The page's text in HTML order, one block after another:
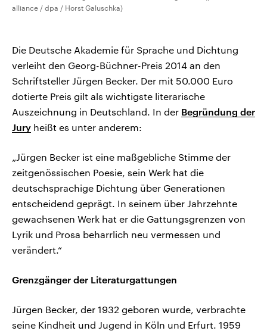
alliance / dpa / Horst Galuschka)
Die Deutsche Akademie für Sprache und Dichtung
verleiht den Georg-Büchner-Preis 2014 an den
Schriftsteller Jürgen Becker. Der mit 50.000 Euro
dotierte Preis gilt als wichtigste literarische
Auszeichnung in Deutschland. In der Begründung der
Jury heißt es unter anderem:
„Jürgen Becker ist eine maßgebliche Stimme der
zeitgenössischen Poesie, sein Werk hat die
deutschsprachige Dichtung über Generationen
entscheidend geprägt. In seinem über Jahrzehnte
gewachsenen Werk hat er die Gattungsgrenzen von
Lyrik und Prosa beharrlich neu vermessen und
verändert.“
Grenzgänger der Literaturgattungen
Jürgen Becker, der 1932 geboren wurde, verbrachte
seine Kindheit und Jugend in Köln und Erfurt. 1959